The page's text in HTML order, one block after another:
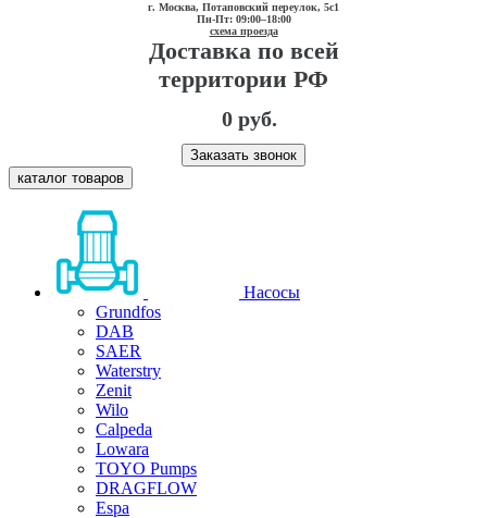
г. Москва, Потаповский переулок, 5с1
Пн-Пт: 09:00–18:00
схема проезда
Доставка по всей
территории РФ
0 руб.
Заказать звонок
каталог товаров
Насосы
Grundfos
DAB
SAER
Waterstry
Zenit
Wilo
Calpeda
Lowara
TOYO Pumps
DRAGFLOW
Espa